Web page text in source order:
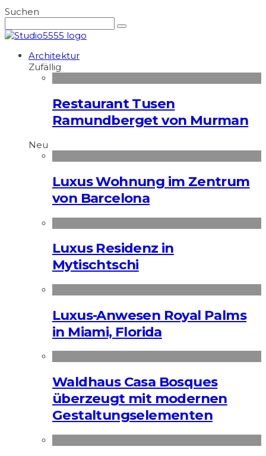
Suchen
Architektur
Zufällig
Restaurant Tusen
Ramundberget von Murman
Neu
Luxus Wohnung im Zentrum
von Barcelona
Luxus Residenz in
Mytischtschi
Luxus-Anwesen Royal Palms
in Miami, Florida
Waldhaus Casa Bosques
überzeugt mit modernen
Gestaltungselementen